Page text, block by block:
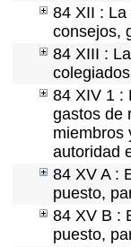
84 XII :
consejos,
84 XIII :
84 XIV 1 :
gastos de
miembros
autoridad
84 XV A :
puesto,
84 XV B :
puesto,